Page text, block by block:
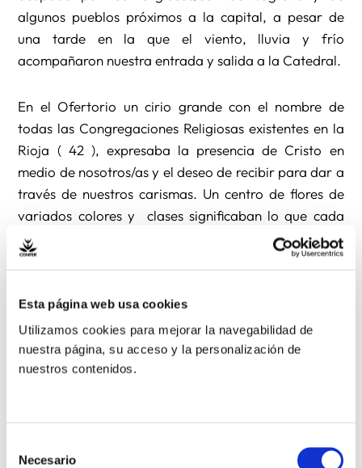
Esta página web usa cookies
Utilizamos cookies para mejorar la navegabilidad de
nuestra página, su acceso y la personalización de
nuestros contenidos.
Necesario
algunos pueblos próximos a la capital, a pesar de
una tarde en la que el viento, lluvia y frío
acompañaron nuestra entrada y salida a la Catedral.
En el Ofertorio un cirio grande con el nombre de
todas las Congregaciones Religiosas existentes en la
Rioja ( 42 ), expresaba la presencia de Cristo en
medio de nosotros/as y el deseo de recibir para dar a
través de nuestros carismas. Un centro de flores de
variados colores y clases significaban lo que cada
uno/a lleva en el corazón y que como buen perfume
se vuelve bendición para la Iglesia. El pan y el vino,
constituye el desafío de la vida Consagrada,
bendición y tarea para la Iglesia.
La bendición final puso a esta Eucaristía el sello de
En la carta circular de comienzo del año 2013,